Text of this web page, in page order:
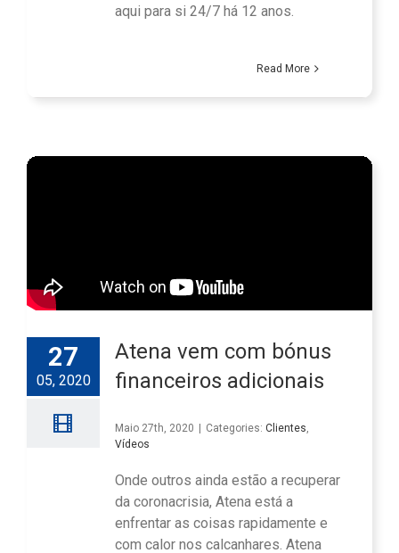
aqui para si 24/7 há 12 anos.
Read More
27
05, 2020
Atena vem com bónus
financeiros adicionais
Maio 27th, 2020 | Categories: Clientes
Vídeos
Onde outros ainda estão a recuperar
da coronacrisia, Atena está a
enfrentar as coisas rapidamente e
com calor nos calcanhares. Atena